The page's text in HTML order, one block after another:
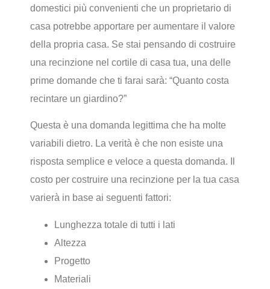
domestici più convenienti che un proprietario di
casa potrebbe apportare per aumentare il valore
della propria casa. Se stai pensando di costruire
una recinzione nel cortile di casa tua, una delle
prime domande che ti farai sarà: “Quanto costa
recintare un giardino?”
Questa è una domanda legittima che ha molte
variabili dietro. La verità è che non esiste una
risposta semplice e veloce a questa domanda. Il
costo per costruire una recinzione per la tua casa
varierà in base ai seguenti fattori:
Lunghezza totale di tutti i lati
Altezza
Progetto
Materiali